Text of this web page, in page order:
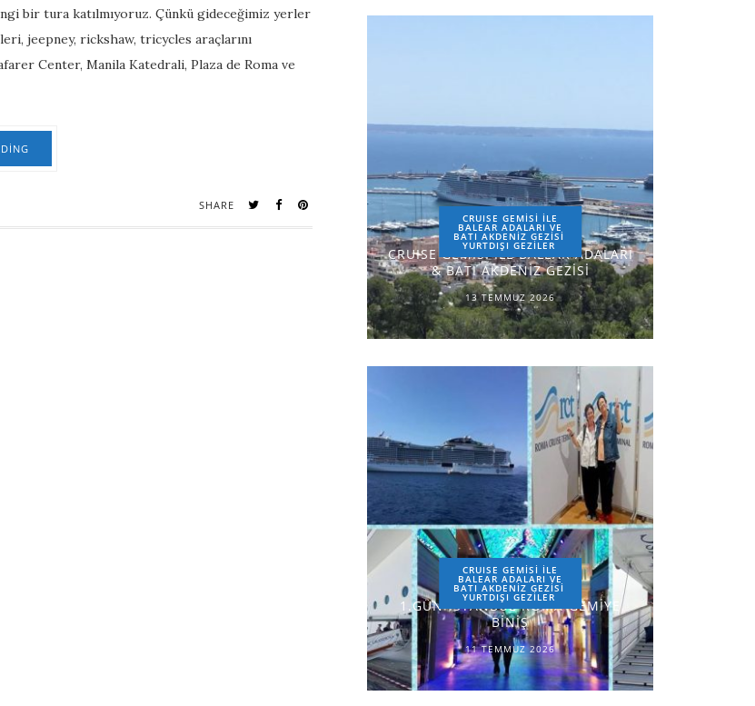
bir tura katılmıyoruz. Çünkü gideceğimiz yerler
jeepney, rickshaw, tricycles araçlarını
Center, Manila Katedrali, Plaza de Roma ve
SHARE
CRUISE GEMİSİ İLE
BALEAR ADALARI VE
BATI AKDENİZ GEZİSİ
YURTDIŞI GEZILER
CRUISE GEMİSİ İLE BALEAR ADALARI
& BATI AKDENİZ GEZİSİ
13 TEMMUZ 2026
CRUISE GEMİSİ İLE
BALEAR ADALARI VE
BATI AKDENİZ GEZİSİ
YURTDIŞI GEZILER
1.GÜN-İSTANBUL-ROMA-GEMİYE
BİNİŞ
11 TEMMUZ 2026